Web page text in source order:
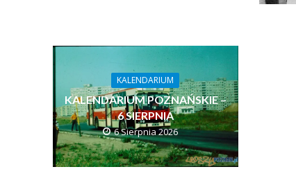
KALENDARIUM
KALENDARIUM POZNAŃSKIE –
6 SIERPNIA
6 Sierpnia 2026